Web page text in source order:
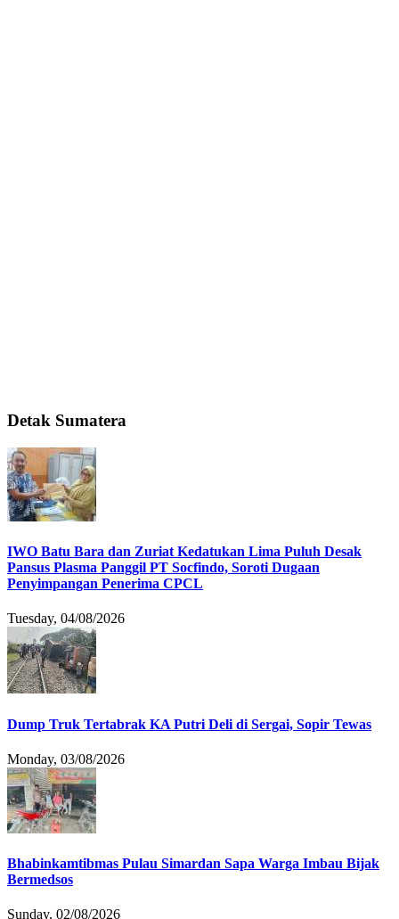
Detak Sumatera
IWO Batu Bara dan Zuriat Kedatukan Lima Puluh Desak
Pansus Plasma Panggil PT Socfindo, Soroti Dugaan
Penyimpangan Penerima CPCL
Tuesday, 04/08/2026
Dump Truk Tertabrak KA Putri Deli di Sergai, Sopir Tewas
Monday, 03/08/2026
Bhabinkamtibmas Pulau Simardan Sapa Warga Imbau Bijak
Bermedsos
Sunday, 02/08/2026